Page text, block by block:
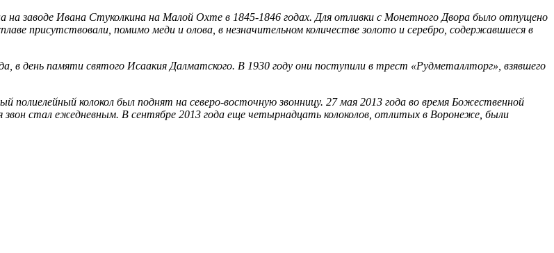
заводе Ивана Стуколкина на Малой Охте в 1845-1846 годах. Для отливки с Монетного Двора было отпущено
присутствовали, помимо меди и олова, в незначительном количестве золото и серебро, содержавшиеся в
в день памяти святого Исаакия Далматского. В 1930 году они поступили в трест «Рудметаллторг», взявшего
полиелейный колокол был поднят на северо-восточную звонницу. 27 мая 2013 года во время Божественной
звон стал ежедневным. В сентябре 2013 года еще четырнадцать колоколов, отлитых в Воронеже, были